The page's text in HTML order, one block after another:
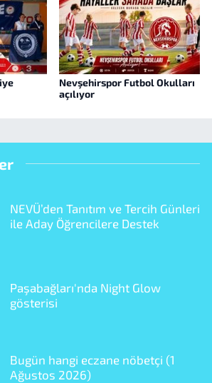
Nevşehirspor Futbol Okulları
açılıyor
NEVÜ’den Tanıtım ve Tercih Günleri
ile Aday Öğrencilere Destek
Paşabağları'nda Night Glow
gösterisi
Bugün hangi eczane nöbetçi (1
Ağustos 2026)